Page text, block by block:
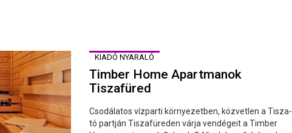
KIADÓ NYARALÓ
Timber Home Apartmanok
Tiszafüred
Csodálatos vízparti környezetben, közvetlen a Tisza-
tó partján Tiszafüreden várja vendégeit a Timber